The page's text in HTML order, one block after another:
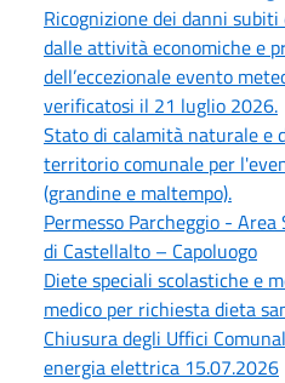
Ricognizione dei danni
dalle attività economiche e
dell’eccezionale evento
verificatosi il 21 luglio 2026.
Stato di calamità naturale e
territorio comunale per
(grandine e maltempo).
Permesso Parcheggio -
di Castellalto – Capoluogo
Diete speciali scolastiche e
medico per richiesta dieta
Chiusura degli Uffici
energia elettrica 15.07.2026